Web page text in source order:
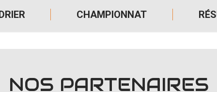
CHAMPIONNAT
NOS PARTENAIRES